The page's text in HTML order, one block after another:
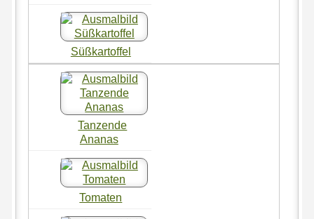
Süßkartoffel
Tanzende
Ananas
Tomaten